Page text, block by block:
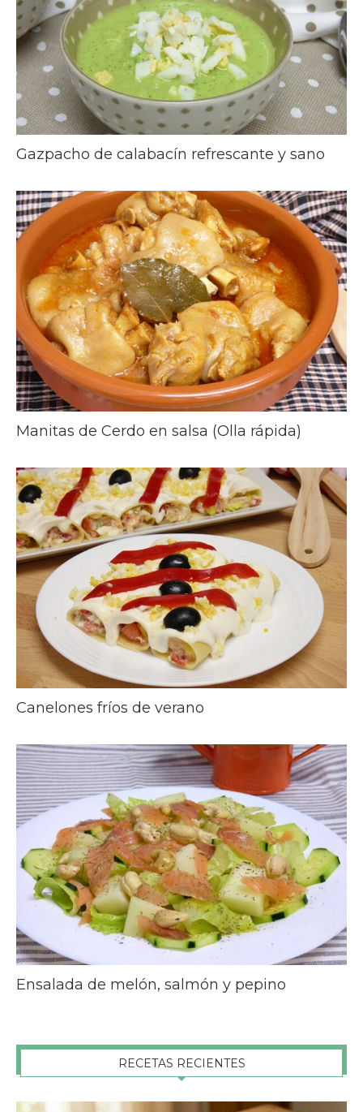
Gazpacho de calabacín refrescante y sano
Manitas de Cerdo en salsa (Olla rápida)
Canelones fríos de verano
Ensalada de melón, salmón y pepino
RECETAS RECIENTES